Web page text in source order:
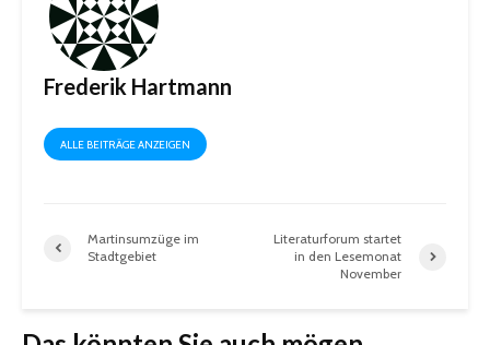
Frederik Hartmann
ALLE BEITRÄGE ANZEIGEN
Martinsumzüge im
Stadtgebiet
Literaturforum startet
in den Lesemonat
November